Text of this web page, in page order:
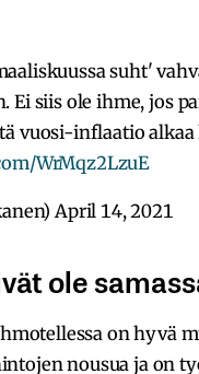
suht'
Ei siis ole ihme, jos
vuosi-inflaatio
WrMqz2LzuE
April 14, 2021
ole
on hyvä
nousua ja on